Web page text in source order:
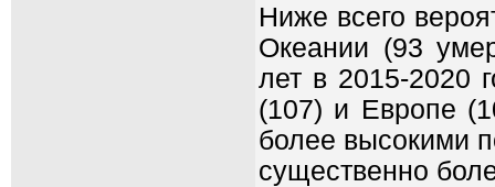
Ниже всего
Океании (93
лет в 2015-2020
(107) и Европе
более высокими
существенно